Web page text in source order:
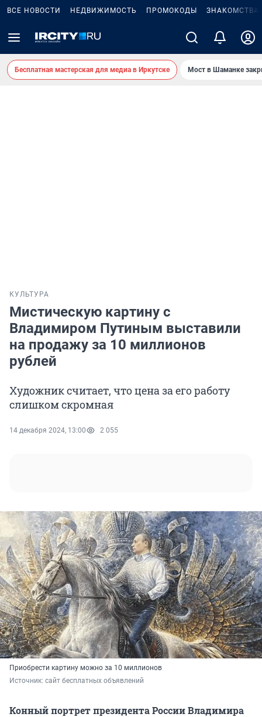
ВСЕ НОВОСТИ НЕДВИЖИМОСТЬ ПРОМОКОДЫ ЗНАКОМСТВА
Бесплатная мастерская для медиа в Иркутске Мост в Шаманке
КУЛЬТУРА
Мистическую картину с
Владимиром Путиным выставили
на продажу за 10 миллионов
рублей
Художник считает, что цена за его работу
слишком скромная
14 декабря 2024, 13:00 2 055
Приобрести картину можно за 10 миллионов
Источник: сайт бесплатных объявлений
Конный портрет президента России Владимира